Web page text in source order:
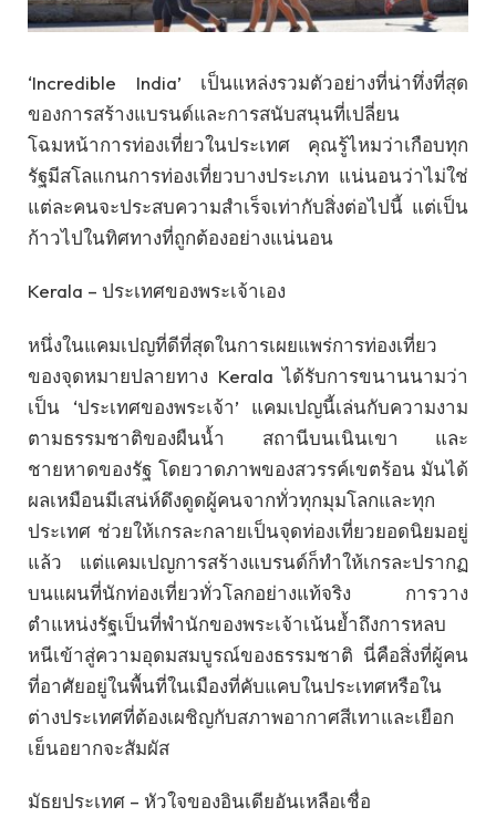
‘Incredible India’ เป็นแหล่งรวมตัวอย่างที่น่าทึ่งที่สุด
ของการสร้างแบรนด์และการสนับสนุนที่เปลี่ยน
โฉมหน้าการท่องเที่ยวในประเทศ คุณรู้ไหมว่าเกือบทุก
รัฐมีสโลแกนการท่องเที่ยวบางประเภท แน่นอนว่าไม่ใช่
แต่ละคนจะประสบความสำเร็จเท่ากับสิ่งต่อไปนี้ แต่เป็น
ก้าวไปในทิศทางที่ถูกต้องอย่างแน่นอน
Kerala – ประเทศของพระเจ้าเอง
หนึ่งในแคมเปญที่ดีที่สุดในการเผยแพร่การท่องเที่ยว
ของจุดหมายปลายทาง Kerala ได้รับการขนานนามว่า
เป็น ‘ประเทศของพระเจ้า’ แคมเปญนี้เล่นกับความงาม
ตามธรรมชาติของผืนน้ำ สถานีบนเนินเขา และ
ชายหาดของรัฐ โดยวาดภาพของสวรรค์เขตร้อน มันได้
ผลเหมือนมีเสน่ห์ดึงดูดผู้คนจากทั่วทุกมุมโลกและทุก
ประเทศ ช่วยให้เกรละกลายเป็นจุดท่องเที่ยวยอดนิยมอยู่
แล้ว แต่แคมเปญการสร้างแบรนด์ก็ทำให้เกรละปรากฏ
บนแผนที่นักท่องเที่ยวทั่วโลกอย่างแท้จริง การวาง
ตำแหน่งรัฐเป็นที่พำนักของพระเจ้าเน้นย้ำถึงการหลบ
หนีเข้าสู่ความอุดมสมบูรณ์ของธรรมชาติ นี่คือสิ่งที่ผู้คน
ที่อาศัยอยู่ในพื้นที่ในเมืองที่คับแคบในประเทศหรือใน
ต่างประเทศที่ต้องเผชิญกับสภาพอากาศสีเทาและเยือก
เย็นอยากจะสัมผัส
มัธยประเทศ – หัวใจของอินเดียอันเหลือเชื่อ